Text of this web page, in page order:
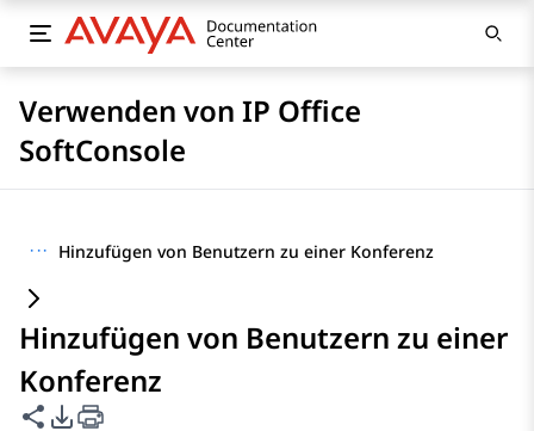
Verwenden von IP Office
SoftConsole
··· Hinzufügen von Benutzern zu einer Konferenz
Hinzufügen von Benutzern zu einer
Konferenz
Diese Seite teilen
PDF-Exportoptionen